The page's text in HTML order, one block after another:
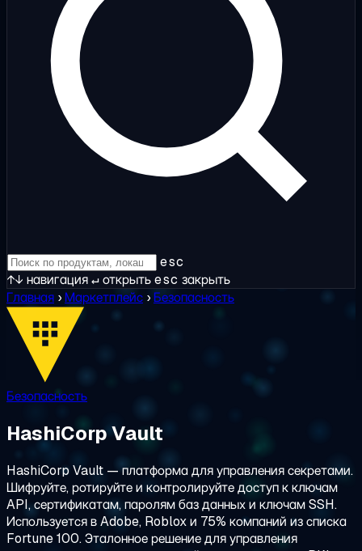
esc
↑↓ навигация↵открытьesc закрыть
Главная ›Маркетплейс › Безопасность
Безопасность
HashiCorp Vault
HashiCorp Vault — платформа для управления секретами.
Шифруйте, ротируйте и контролируйте доступ к ключам
API, сертификатам, паролям баз данных и ключам SSH.
Используется в Adobe, Roblox и 75% компаний из списка
Fortune 100. Эталонное решение для управления